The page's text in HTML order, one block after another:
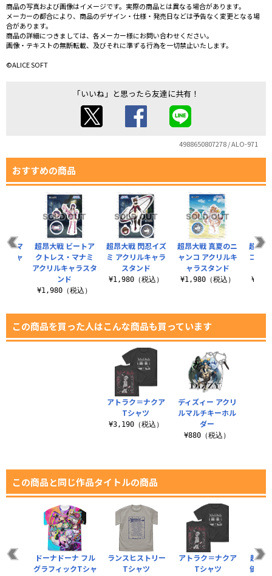
商品の写真および画像はイメージです。実際の商品とは異なる場合があります。
メーカーの都合により、商品のデザイン・仕様・発売日などは予告なく変更となる場
合があります。
商品の詳細につきましては、各メーカー様にお問い合わせください。
画像・テキストの無断転載、及びそれに準ずる行為を一切禁止いたします。
©ALICE SOFT
「いいね」と思ったら友達に共有！
4988650807278 / ALO-971
おすすめの商品
超昂大戦 閃忍イズ
ミ アクリルキャラ
スタンド
¥1,980（税込）
超昂大戦 真夏のニ
ャンコ アクリルキ
ャラスタンド
¥1,980（税込）
超昂
コー
のマ
キャ
超昂大戦 ビートア
クトレス・マナミ
アクリルキャラスタ
ンド
¥1,980（税込）
この商品を買った人はこんな商品も買っています
アトラク＝ナクア
Tシャツ
¥3,190（税込）
ディズィー アクリ
ルマルチキーホル
ダー
¥880（税込）
この商品と同じ作品タイトルの商品
ランスヒストリー
Tシャツ
アトラク＝ナクア
Tシャツ
超昂
価版
ャツ
ドーナドーナ フル
グラフィックTシャ